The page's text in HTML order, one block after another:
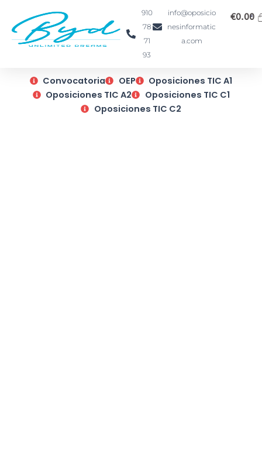
contenido
910
78
71
93
info@oposicio
nesinformatic
a.com
€0.00
Convocatoria OEP
Oposiciones TIC A1
Oposiciones TIC A2
Oposiciones TIC C1
Oposiciones TIC C2